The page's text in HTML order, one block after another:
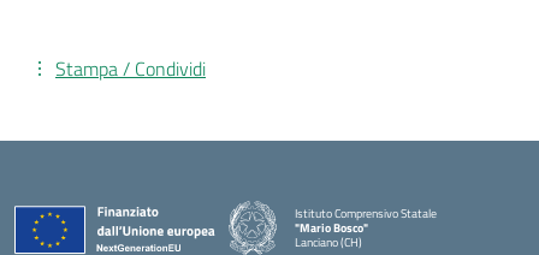
Stampa / Condividi
Istituto Comprensivo Statale
"Mario Bosco"
Lanciano (CH)